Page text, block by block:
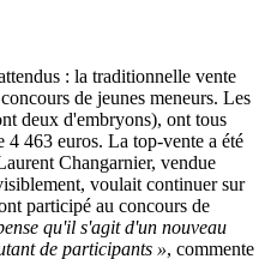
: la traditionnelle vente
de jeunes meneurs. Les
deux d'embryons), ont tous
463 euros. La top-vente a été
Changarnier, vendue
voulait continuer sur
participé au concours de
qu'il s'agit d'un nouveau
de participants », commente